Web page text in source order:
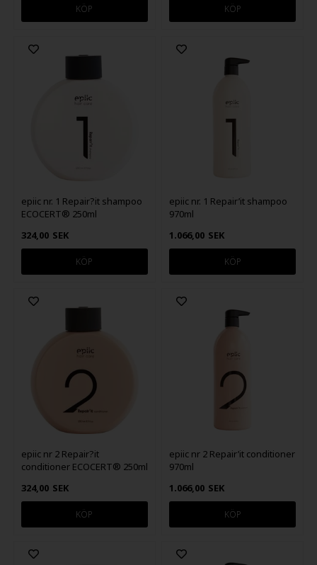
epiic nr. 1 Repair?it shampoo
ECOCERT® 250ml
324,00 SEK
epiic nr. 1 Repair’it shampoo
970ml
1.066,00 SEK
epiic nr 2 Repair?it
conditioner ECOCERT® 250ml
324,00 SEK
epiic nr 2 Repair’it conditioner
970ml
1.066,00 SEK